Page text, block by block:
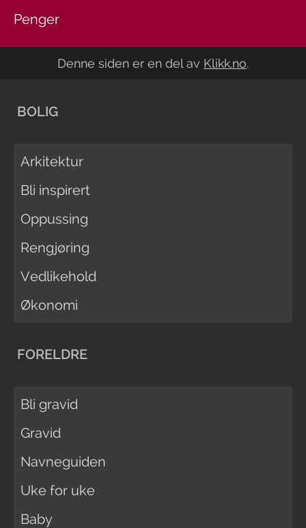
Penger
Denne siden er en del av Klikk.no.
BOLIG
Arkitektur
Bli inspirert
Oppussing
Rengjøring
Vedlikehold
Økonomi
FORELDRE
Bli gravid
Gravid
Navneguiden
Uke for uke
Baby